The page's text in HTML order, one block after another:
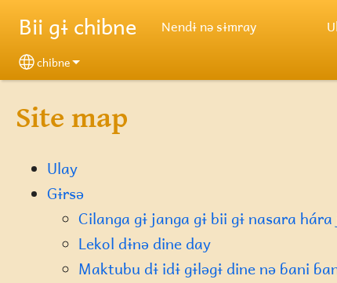
Bii gɨ chibne Nendɨ nə sɨmray
Select your language
chibne
Site map
Ulay
Gɨrsə
Cilanga gɨ janga gɨ bii gɨ nasara
Lekol dɨnə dine day
Maktubu dɨ idɨ gɨləgɨ dine nə ɓani